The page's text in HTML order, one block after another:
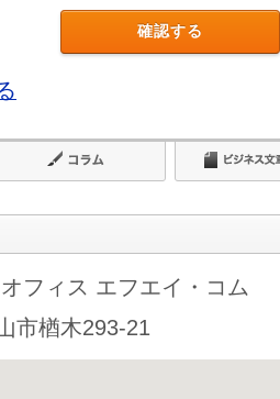
フィス エフエイ・コム
市楢木293-21